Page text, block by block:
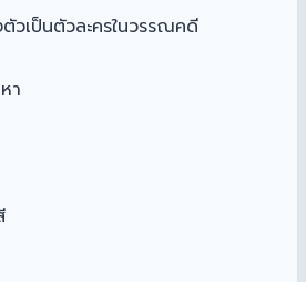
วเป็นตัวละครในวรรณคดี
า